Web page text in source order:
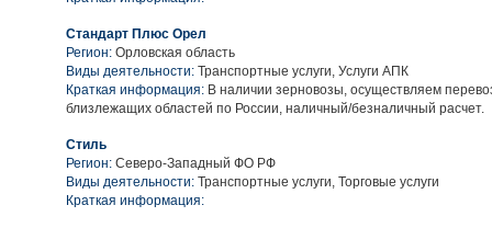
Стандарт Плюс Орел
Регион: Орловская область
Виды деятельности: Транспортные услуги, Услуги АПК
Краткая информация: В наличии зерновозы, осуществляем
близлежащих областей по России, наличный/безналичный расчет.
Стиль
Регион: Северо-Западный ФО РФ
Виды деятельности: Транспортные услуги, Торговые услуги
Краткая информация: